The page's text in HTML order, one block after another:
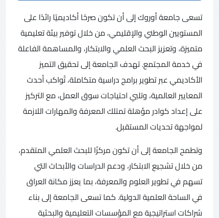
تسعى جامعة أوروك إلى أن تكون صرحًا أكاديميًا رائدًا على
المستويين الوطني والإقليمي، من خلال توفير بيئة تعليمية
متميزة، وتعزيز البحث العلمي والابتكار، والمساهمة الفاعلة
في خدمة المجتمع. تهدف الجامعة إلى تحقيق التميز
الأكاديمي عبر تطوير برامج دراسية متكاملة، تُواكب أحدث
المعايير العالمية، وتلبي احتياجات سوق العمل، مع التركيز
على إعداد كوادر مؤهلة تمتلك المعرفة والمهارات اللازمة
لمواجهة تحديات المستقبل.
وتطمح الجامعة إلى أن تكون مركزًا للبحث العلمي المتقدم،
من خلال تشجيع الابتكار، ودعم الدراسات والأبحاث التي
تسهم في تطوير العلوم والمعرفة، بما يعزز مكانة العراق
في الساحة العلمية الدولية. كما تسعى الجامعة إلى بناء
شراكات استراتيجية مع المؤسسات التعليمية والبحثية